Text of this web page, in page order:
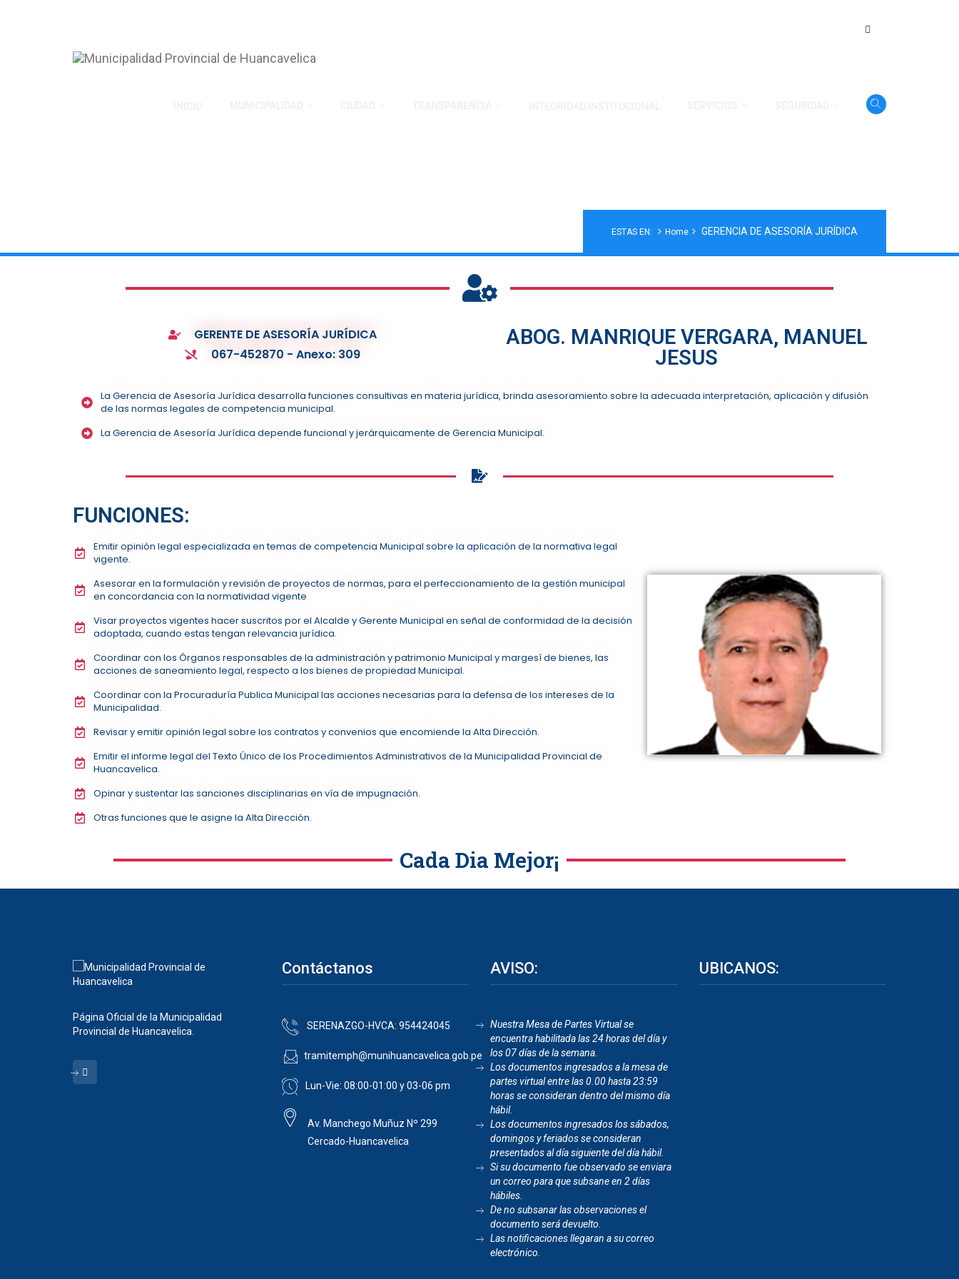
ESTAS EN: Home GERENCIA DE ASESORÍA JURÍDICA
GERENTE DE ASESORÍA JURÍDICA
067-452870 - Anexo: 309
ABOG. MANRIQUE VERGARA, MANUEL
JESUS
La Gerencia de Asesoría Jurídica desarrolla funciones consultivas en materia jurídica, brinda asesoramiento sobre la adecuada interpretación, aplicación y difusión
de las normas legales de competencia municipal.
La Gerencia de Asesoría Jurídica depende funcional y jerárquicamente de Gerencia Municipal.
FUNCIONES:
Emitir opinión legal especializada en temas de competencia Municipal sobre la aplicación de la normativa legal
vigente.
Asesorar en la formulación y revisión de proyectos de normas, para el perfeccionamiento de la gestión municipal
en concordancia con la normatividad vigente
Visar proyectos vigentes hacer suscritos por el Alcalde y Gerente Municipal en señal de conformidad de la decisión
adoptada, cuando estas tengan relevancia jurídica.
Coordinar con los Órganos responsables de la administración y patrimonio Municipal y margesí de bienes, las
acciones de saneamiento legal, respecto a los bienes de propiedad Municipal.
Coordinar con la Procuraduría Publica Municipal las acciones necesarias para la defensa de los intereses de la
Municipalidad.
Revisar y emitir opinión legal sobre los contratos y convenios que encomiende la Alta Dirección.
Emitir el informe legal del Texto Único de los Procedimientos Administrativos de la Municipalidad Provincial de
Huancavelica.
Opinar y sustentar las sanciones disciplinarias en vía de impugnación.
Otras funciones que le asigne la Alta Dirección.
Cada Dia Mejor¡
Página Oficial de la Municipalidad
Provincial de Huancavelica.
Contáctanos
SERENAZGO-HVCA: 954424045
tramitemph@munihuancavelica.gob.pe
Lun-Vie: 08:00-01:00 y 03-06 pm
Av. Manchego Muñuz Nº 299
Cercado-Huancavelica
AVISO:
Nuestra Mesa de Partes Virtual se
encuentra habilitada las 24 horas del día y
los 07 días de la semana.
Los documentos ingresados a la mesa de
partes virtual entre las 0.00 hasta 23:59
horas se consideran dentro del mismo día
hábil.
Los documentos ingresados los sábados,
domingos y feriados se consideran
presentados al día siguiente del día hábil.
Si su documento fue observado se enviara
un correo para que subsane en 2 días
hábiles.
De no subsanar las observaciones el
documento será devuelto.
Las notificaciones llegaran a su correo
electrónico.
UBICANOS: